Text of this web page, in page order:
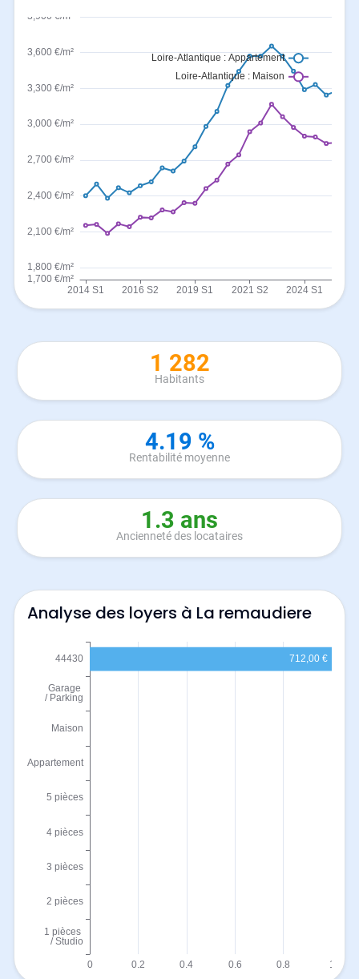
1 282
Habitants
4.19 %
Rentabilité moyenne
1.3 ans
Ancienneté des locataires
Analyse des loyers à La remaudiere